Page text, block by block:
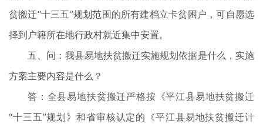
贫搬迁“十三五”规划范围的所有建档立卡贫困户，可自愿选
择到户籍所在地行政村就近集中安置。
五、问：我县易地扶贫搬迁实施规划依据是什么，实施
方案主要内容是什么？
答：全县易地扶贫搬迁严格按《平江县易地扶贫搬迁
“十三五”规划》和省审核认定的《平江县易地扶贫搬迁计